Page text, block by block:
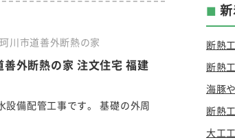
川市道善外断熱の家
外断熱の家 注文住宅 福建
備配管工事です。 基礎の外周
断熱
断熱
海豚
断熱
大工